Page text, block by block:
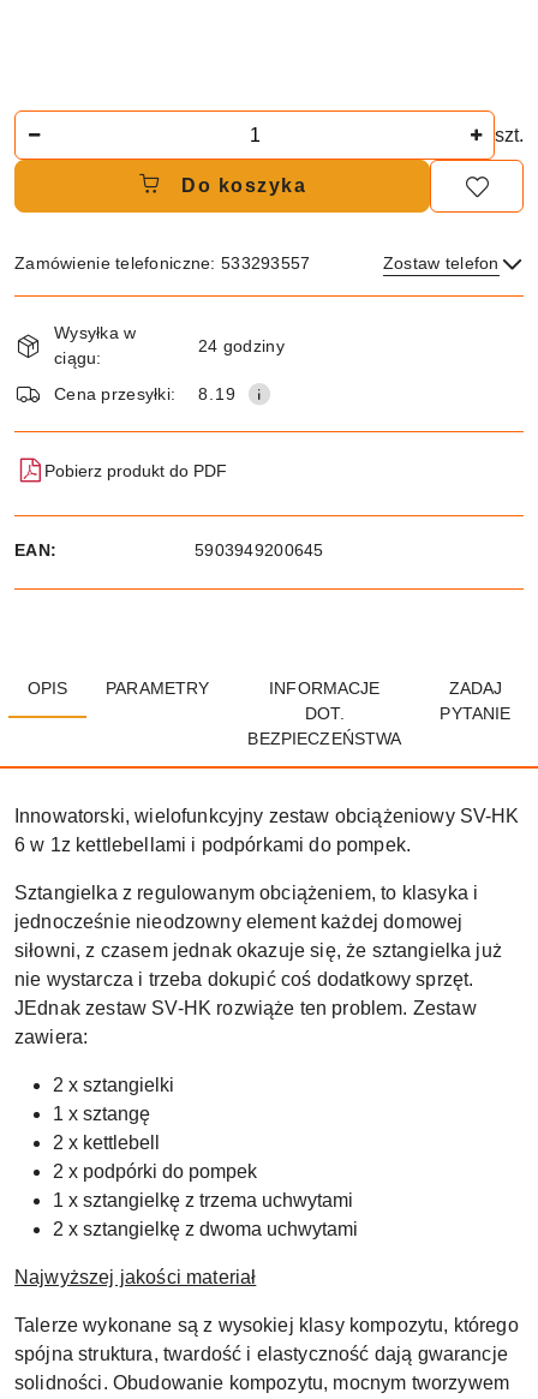
szt.
Do koszyka
Zamówienie telefoniczne: 533293557 Zostaw telefon
i
dostawa
Wysyłka w
ciągu:
24 godziny
Cena przesyłki: 8.19
Pobierz produkt do PDF
EAN: 5903949200645
OPIS PARAMETRY
INFORMACJE
DOT.
BEZPIECZEŃSTWA
ZADAJ
PYTANIE
Innowatorski, wielofunkcyjny zestaw obciążeniowy SV-HK
6 w 1z kettlebellami i podpórkami do pompek.
Sztangielka z regulowanym obciążeniem, to klasyka i
jednocześnie nieodzowny element każdej domowej
siłowni, z czasem jednak okazuje się, że sztangielka już
nie wystarcza i trzeba dokupić coś dodatkowy sprzęt.
JEdnak zestaw SV-HK rozwiąże ten problem. Zestaw
zawiera:
2 x sztangielki
1 x sztangę
2 x kettlebell
2 x podpórki do pompek
1 x sztangielkę z trzema uchwytami
2 x sztangielkę z dwoma uchwytami
Najwyższej jakości materiał
Talerze wykonane są z wysokiej klasy kompozytu, którego
spójna struktura, twardość i elastyczność dają gwarancje
solidności. Obudowanie kompozytu, mocnym tworzywem